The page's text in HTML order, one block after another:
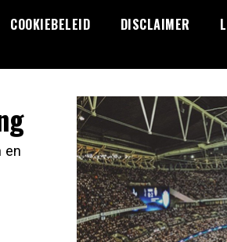
COOKIEBELEID DISCLAIMER
en